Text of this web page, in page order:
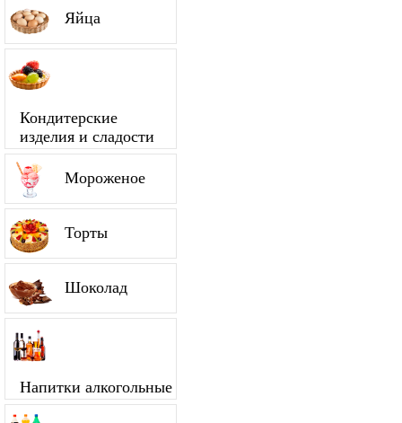
Яйца
Кондитерские
изделия и сладости
Мороженое
Торты
Шоколад
Напитки алкогольные